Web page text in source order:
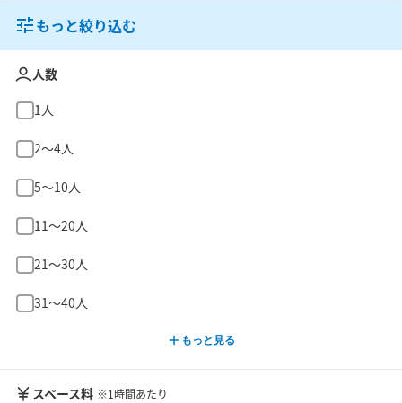
もっと絞り込む
人数
1人
2〜4人
5〜10人
11〜20人
21〜30人
31〜40人
もっと見る
スペース料 ※1時間あたり